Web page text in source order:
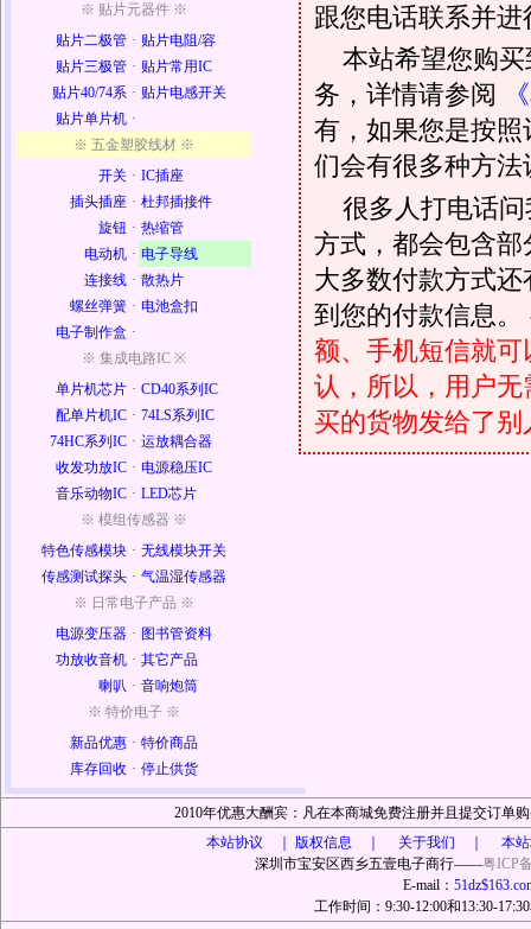
※ 贴片元器件 ※
贴片二极管 · 贴片电阻/容
贴片三极管 · 贴片常用IC
贴片40/74系 · 贴片电感开关
贴片单片机 ·
※ 五金塑胶线材 ※
开关 · IC插座
插头插座 · 杜邦插接件
旋钮 · 热缩管
电动机 · 电子导线
连接线 · 散热片
螺丝弹簧 · 电池盒扣
电子制作盒 ·
※ 集成电路IC ※
单片机芯片 · CD40系列IC
配单片机IC · 74LS系列IC
74HC系列IC · 运放耦合器
收发功放IC · 电源稳压IC
音乐动物IC · LED芯片
※ 模组传感器 ※
特色传感模块 · 无线模块开关
传感测试探头 · 气温湿传感器
※ 日常电子产品 ※
电源变压器 · 图书管资料
功放收音机 · 其它产品
喇叭 · 音响炮筒
※ 特价电子 ※
新品优惠 · 特价商品
库存回收 · 停止供货
跟您电话联系并
本站希望您购
务，详情请参阅
有，如果您是按
们会有很多种方
很多人打电话
方式，都会包含
大多数付款方式
到您的付款信息。
额、手机短信就可
认，所以，用户
买的货物发给了别
2010年优惠大酬宾：凡在本商城免费注册并且提交订单
本站协议 ｜
版权信息 ｜ 关于我们 ｜ 本
深圳市宝安区西乡五壹电子商行——粤ICP
E-mail：
工作时间：9:30-12:00和13:30-